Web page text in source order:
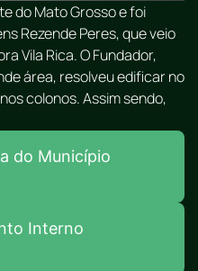
do Mato Grosso e foi
Rezende Peres, que veio
Vila Rica. O Fundador,
área, resolveu edificar no
colonos. Assim sendo,
do Município
Interno